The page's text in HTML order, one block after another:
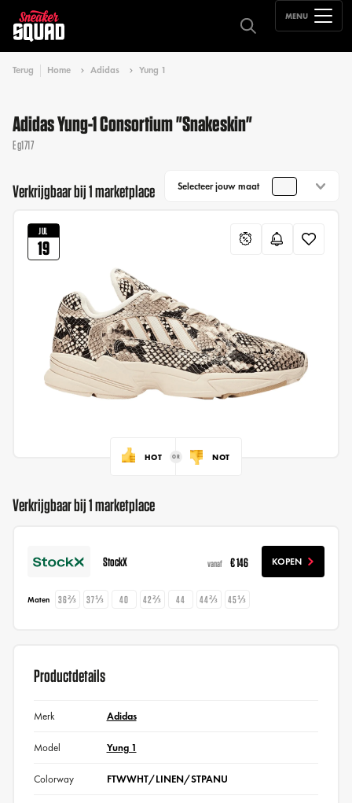
MENU
Terug Home Adidas Yung 1
Adidas Yung-1 Consortium "Snakeskin"
Eg1717
Verkrijgbaar bij 1 marketplace Selecteer jouw maat
JUL
19
HOT NOT
Verkrijgbaar bij 1 marketplace
StockX vanaf € 146 KOPEN
Maten 36⅔ 37⅓ 40 42⅔ 44 44⅔ 45⅓
Productdetails
Merk Adidas
Model Yung 1
Colorway FTWWHT/LINEN/STPANU